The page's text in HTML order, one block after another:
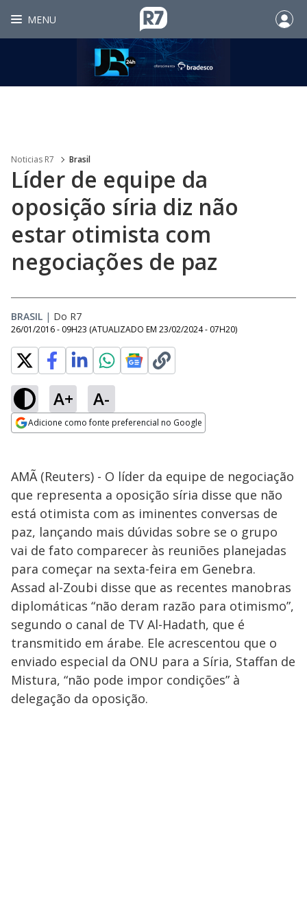
MENU
Noticias R7 Brasil
Líder de equipe da
oposição síria diz não
estar otimista com
negociações de paz
BRASIL | Do R7
26/01/2016 - 09H23 (ATUALIZADO EM 23/02/2024 - 07H20)
A+ A-
Adicione como fonte preferencial no Google
AMÃ (Reuters) - O líder da equipe de negociação
que representa a oposição síria disse que não
está otimista com as iminentes conversas de
paz, lançando mais dúvidas sobre se o grupo
vai de fato comparecer às reuniões planejadas
para começar na sexta-feira em Genebra.
Assad al-Zoubi disse que as recentes manobras
diplomáticas “não deram razão para otimismo”,
segundo o canal de TV Al-Hadath, que é
transmitido em árabe. Ele acrescentou que o
enviado especial da ONU para a Síria, Staffan de
Mistura, “não pode impor condições” à
delegação da oposição.